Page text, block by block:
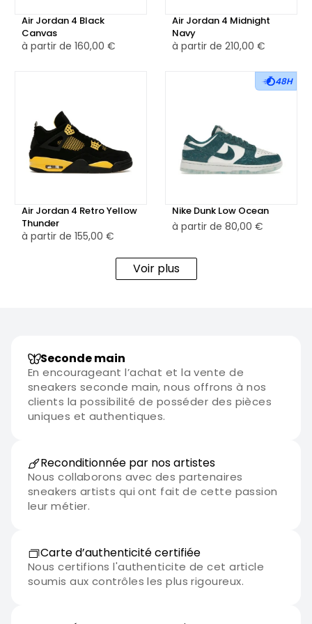
une performance maximale à chaque étape.
Air Jordan 4 Black
Canvas
à partir de 160,00 €
Air Jordan 4 Midnight
Navy
à partir de 210,00 €
Air Jordan 4 Retro Yellow
Thunder
à partir de 155,00 €
48H
Nike Dunk Low Ocean
à partir de 80,00 €
Voir plus
Seconde main
En encourageant l’achat et la vente de
sneakers seconde main, nous offrons à nos
clients la possibilité de posséder des pièces
uniques et authentiques.
Reconditionnée par nos artistes
Nous collaborons avec des partenaires
sneakers artists qui ont fait de cette passion
leur métier.
Carte d’authenticité certifiée
Nous certifions l'authenticite de cet article
soumis aux contrôles les plus rigoureux.